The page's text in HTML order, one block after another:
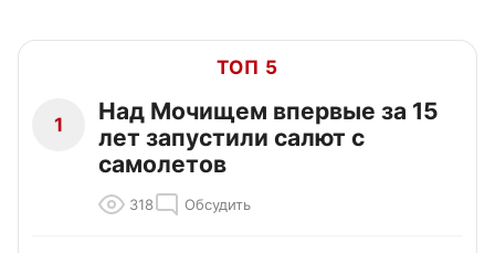
ТОП 5
1
Над Мочищем впервые за 15
лет запустили салют с
самолетов
318 Обсудить